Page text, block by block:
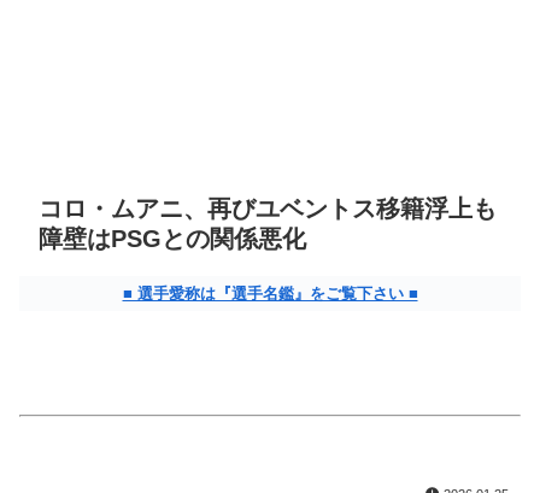
コロ・ムアニ、再びユベントス移籍浮上も
障壁はPSGとの関係悪化
■ 選手愛称は『選手名鑑』をご覧下さい ■